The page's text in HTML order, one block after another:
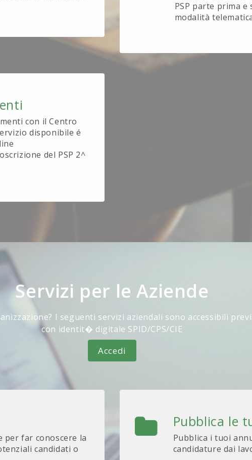
PSP parte prima
modalità
con il Centro
disponibile é
del PSP 2^
Servizi per le Aziende
I seguenti servizi aziendali sono accessibili
con identit� digitale SPID/CPS/CIE
Accedi
per far conoscere la
candidati o
Pubblica le
Pubblica i tuoi
candidature dai